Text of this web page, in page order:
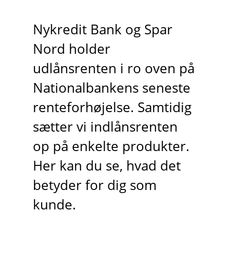
Nykredit Bank og Spar
Nord holder
udlånsrenten i ro oven på
Nationalbankens seneste
renteforhøjelse. Samtidig
sætter vi indlånsrenten
op på enkelte produkter.
Her kan du se, hvad det
betyder for dig som
kunde.